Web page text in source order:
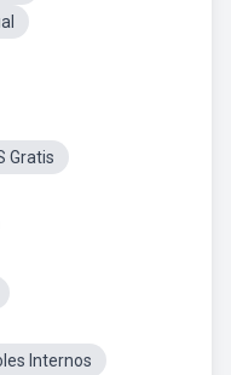
Gratis
Internos